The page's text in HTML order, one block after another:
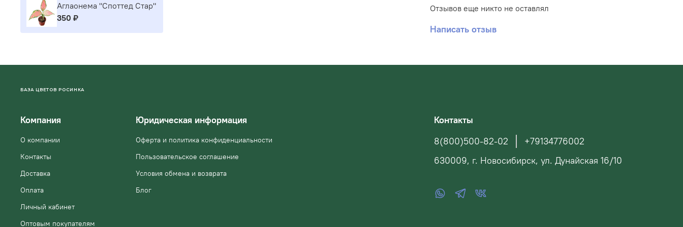
Отзывов еще никто не оставлял
Написать отзыв
Аглаонема "Споттед Стар"
350 ₽
БАЗА ЦВЕТОВ РОСИНКА
Компания
О компании
Контакты
Доставка
Оплата
Личный кабинет
Оптовым покупателям
Юридическая информация
Оферта и политика конфиденциальности
Пользовательское соглашение
Условия обмена и возврата
Блог
Контакты
8(800)500-82-02
+79134776002
630009, г. Новосибирск, ул. Дунайская 16/10